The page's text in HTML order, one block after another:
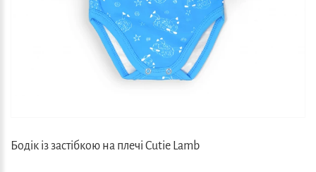
Бодік із застібкою на плечі Cutie Lamb